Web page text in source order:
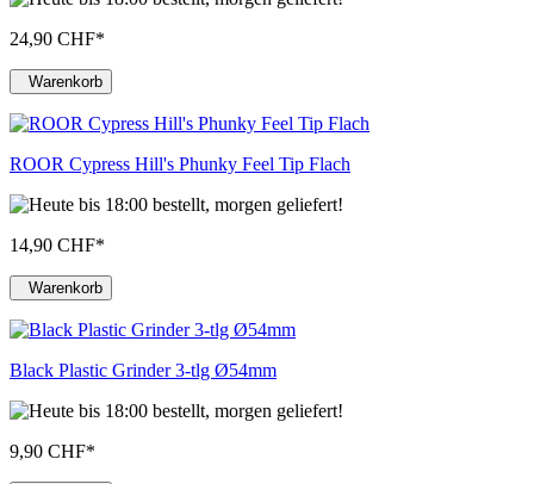
24,90 CHF*
Warenkorb
ROOR Cypress Hill's Phunky Feel Tip Flach
14,90 CHF*
Warenkorb
Black Plastic Grinder 3-tlg Ø54mm
9,90 CHF*